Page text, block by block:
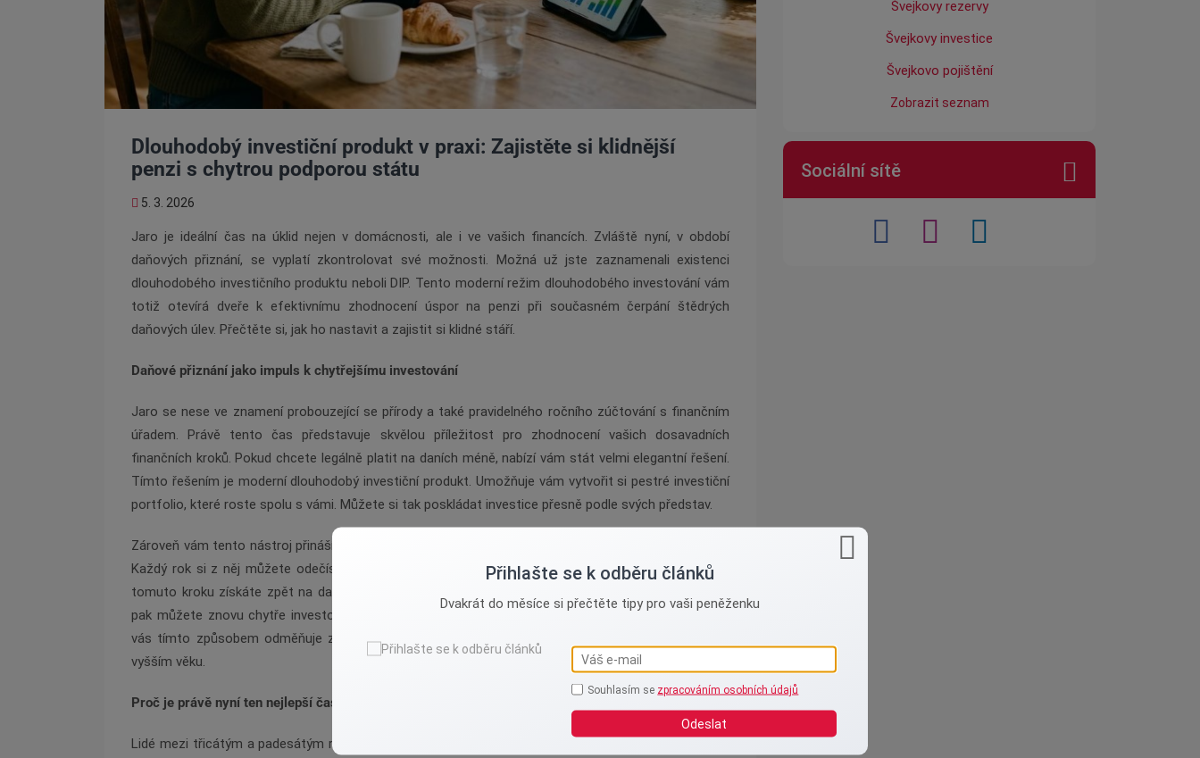
Dlouhodobý investiční produkt v praxi: Zajistěte si klidnější
penzi s chytrou podporou státu
5. 3. 2026
Jaro je ideální čas na úklid nejen v domácnosti, ale i ve vašich financích. Zvláště nyní, v období
daňových přiznání, se vyplatí zkontrolovat své možnosti. Možná už jste zaznamenali existenci
dlouhodobého investičního produktu neboli DIP. Tento moderní režim dlouhodobého investování vám
totiž otevírá dveře k efektivnímu zhodnocení úspor na penzi při současném čerpání štědrých
daňových úlev. Přečtěte si, jak ho nastavit a zajistit si klidné stáří.
Daňové přiznání jako impuls k chytřejšímu investování
Jaro se nese ve znamení probouzející se přírody a také pravidelného ročního zúčtování s finančním
úřadem. Právě tento čas představuje skvělou příležitost pro zhodnocení vašich dosavadních
finančních kroků. Pokud chcete legálně platit na daních méně, nabízí vám stát velmi elegantní řešení.
Tímto řešením je moderní dlouhodobý investiční produkt. Umožňuje vám vytvořit si pestré investiční
portfolio, které roste spolu s vámi. Můžete si tak poskládat investice přesně podle svých představ.
Zároveň vám tento nástroj přináší obrovskou výhodu v podobě výrazného snížení daňového základu.
Každý rok si z něj můžete odečíst investovanou částku až do výše čtyřiceti osmi tisíc korun. Díky
tomuto kroku získáte zpět na daních příjemných sedm tisíc dvě stě korun. Tuto uspořenou částku
pak můžete znovu chytře investovat a nechat ji dále pracovat pro svou klidnější budoucnost. Stát
vás tímto způsobem odměňuje za to, že zodpovědně myslíte na své dostatečné zabezpečení ve
vyšším věku.
Proč je právě nyní ten nejlepší čas začít tvořit rezervu
Lidé mezi třicátým a padesátým rokem života mají obvykle stabilní příjmy a jasnější představu o své
Švejkovy rezervy
Švejkovy investice
Švejkovo pojištění
Zobrazit seznam
Sociální sítě
Přihlašte se k odběru článků
Dvakrát do měsíce si přečtěte tipy pro vaši peněženku
Souhlasím se zpracováním osobních údajů
Odeslat